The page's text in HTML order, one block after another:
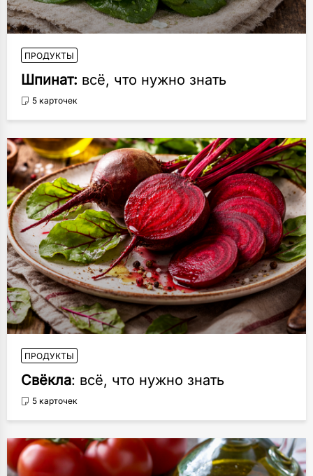
ПРОДУКТЫ
Шпинат: всё, что нужно знать
5 карточек
ПРОДУКТЫ
Свёкла: всё, что нужно знать
5 карточек